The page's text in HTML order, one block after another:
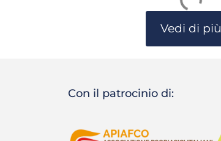
Vedi di più
Con il patrocinio di: